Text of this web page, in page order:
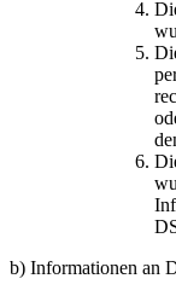
b) Informationen an